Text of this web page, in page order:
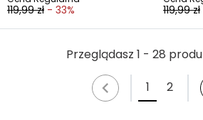
119,99 zł - 33% 119,99 zł
Przeglądasz 1 - 28
1
2